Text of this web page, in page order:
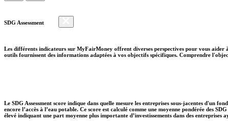
SDG Assessment
Les différents indicateurs sur MyFairMoney offrent diverses perspectives pour vous aider
outils fournissent des informations adaptées à vos objectifs spécifiques. Comprendre
Le SDG Assessment score indique dans quelle mesure les entreprises sous-jacentes d'un
encore l’accès à l’eau potable. Ce score est calculé comme une moyenne pondérée des
élevé indiquant une part moyenne plus importante d’investissements dans des